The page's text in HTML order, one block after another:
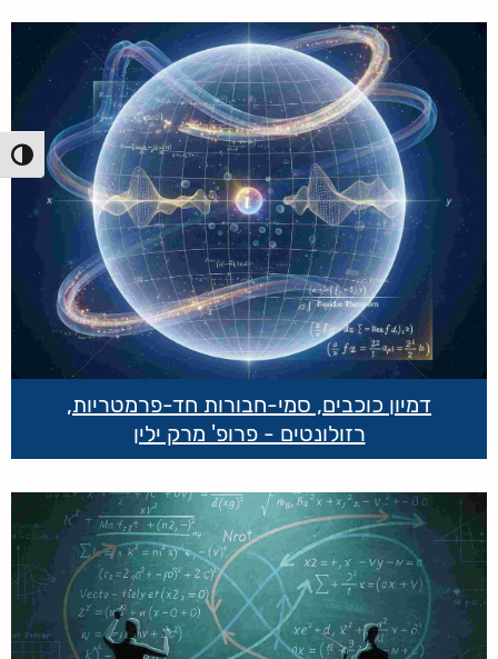
דמיון כוכבים, סמי-חבורות חד-פרמטריות,
רזולונטים - פרופ' מרק ילין